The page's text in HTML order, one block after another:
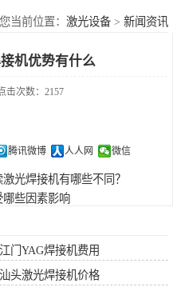
您当前位置： 激光设备 > 新闻资讯
机优势有什么
击次数：2157
腾讯微博 人人网 微信
光焊接机有哪些不同？
些因素影响
江门YAG焊接机费用
汕头激光焊接机价格
持激光焊接机